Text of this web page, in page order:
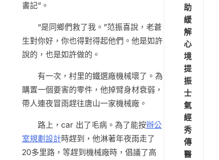
書記”。
“是同鄉們救了我。”范振喜說，老蒼
生對你好，你也得對得起他們。他是如許
說的，也是如許做的。
有一次，村里的鐵選廠機械壞了。為
購置一個要害的零件，他掉臂身材衰弱，
帶人連夜冒雨趕往唐山一家機械廠。
路上，car 出了毛病。為了能按辦公
室規劃設計時趕到，他淋著年夜雨走了
20多里路，等趕到機械廠時，倡議了高
助
緩
解
心
境
提
振
士
氣
經
秀
傳
醫